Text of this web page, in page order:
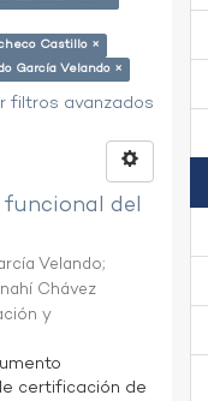
Castillo ×
García Velando ×
filtros avanzados
del
Velando;
Chávez
y
certificación de